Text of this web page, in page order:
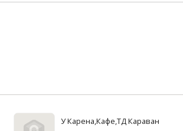
У Карена,Кафе,ТД Караван